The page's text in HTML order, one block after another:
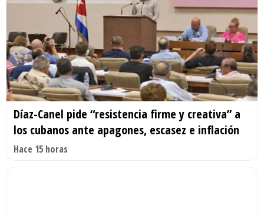
Díaz-Canel pide “resistencia firme y creativa” a
los cubanos ante apagones, escasez e inflación
Hace 15 horas